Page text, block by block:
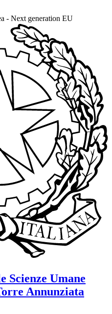
Scienze Umane
Annunziata